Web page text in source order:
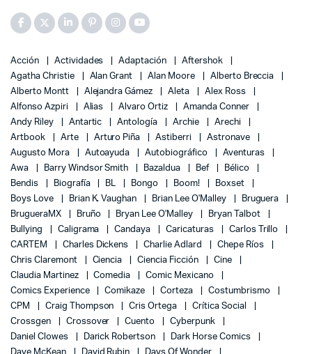
Acción Actividades Adaptación
Aftershok
Agatha Christie
Alan Grant Alan Moore
Alberto Breccia
Alberto Montt
Alejandra Gámez Aleta
Alex Ross
Alfonso Azpiri
Alias Alvaro Ortiz
Amanda Conner
Andy Riley
Antartic Antología Archie
Arechi
Artbook
Arte Arturo Piña Astiberri
Astronave
Augusto Mora
Autoayuda Autobiográfico
Aventuras
Awa
Barry Windsor Smith Bazaldua Bef
Bélico
Bendis
Biografía BL Bongo Boom!
Boxset
Boys Love
Brian K. Vaughan Brian Lee O'Malley
Bruguera
BrugueraMX
Bruño Bryan Lee O'Malley
Bryan Talbot
Bullying
Caligrama Candaya Caricaturas
Carlos Trillo
CARTEM
Charles Dickens Charlie Adlard
Chepe Ríos
Chris Claremont
Ciencia Ciencia Ficción
Cine
Claudia Martinez
Comedia
Comic Mexicano
Comics Experience
Comikaze Corteza
Costumbrismo
CPM
Craig Thompson Cris Ortega
Crítica Social
Crossgen
Crossover Cuento
Cyberpunk
Daniel Clowes
Darick Robertson
Dark Horse Comics
Dave McKean
David Rubin
Days Of Wonder